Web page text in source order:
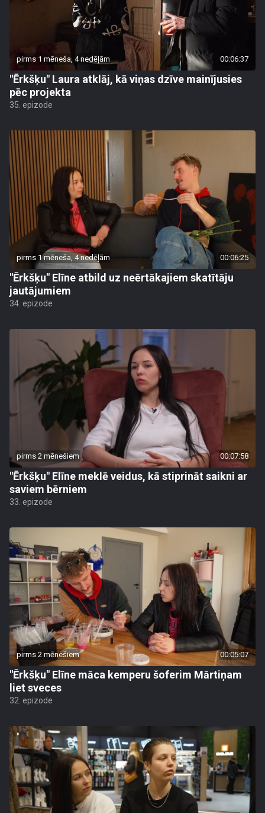
pirms 1 mēneša, 4 nedēļām 00:06:37
"Ērkšķu" Laura atklāj, kā viņas dzīve mainījusies
pēc projekta
35. epizode
pirms 1 mēneša, 4 nedēļām 00:06:25
"Ērkšķu" Elīne atbild uz neērtākajiem skatītāju
jautājumiem
34. epizode
pirms 2 mēnešiem 00:07:58
"Ērkšķu" Elīne meklē veidus, kā stiprināt saikni ar
saviem bērniem
33. epizode
pirms 2 mēnešiem 00:05:07
"Ērkšķu" Elīne māca kemperu šoferim Mārtiņam
liet sveces
32. epizode